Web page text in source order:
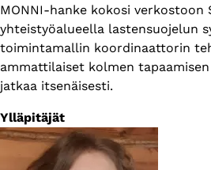
MONNI-hanke kokosi verkostoon
yhteistyöalueella lastensuojelun
toimintamallin koordinaattorin
ammattilaiset kolmen
jatkaa itsenäisesti.
Ylläpitäjät